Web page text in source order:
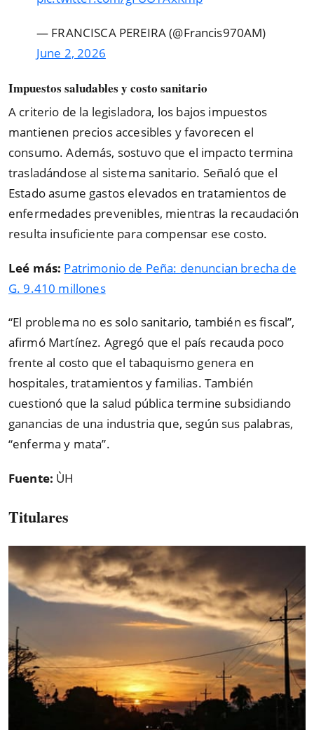
— FRANCISCA PEREIRA (@Francis970AM)
June 2, 2026
Impuestos saludables y costo sanitario
A criterio de la legisladora, los bajos impuestos
mantienen precios accesibles y favorecen el
consumo. Además, sostuvo que el impacto termina
trasladándose al sistema sanitario. Señaló que el
Estado asume gastos elevados en tratamientos de
enfermedades prevenibles, mientras la recaudación
resulta insuficiente para compensar ese costo.
Leé más: Patrimonio de Peña: denuncian brecha de
G. 9.410 millones
“El problema no es solo sanitario, también es fiscal”,
afirmó Martínez. Agregó que el país recauda poco
frente al costo que el tabaquismo genera en
hospitales, tratamientos y familias. También
cuestionó que la salud pública termine subsidiando
ganancias de una industria que, según sus palabras,
“enferma y mata”.
Fuente: ÙH
Titulares